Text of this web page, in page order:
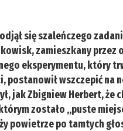
się szaleńczego
zamieszkany przez
eksperymentu, który
postanowił wszczepić na
jak Zbigniew Herbert, że
zostało „puste
powietrze po tamtych